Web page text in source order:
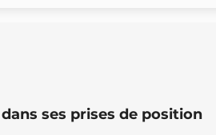
ses prises de position